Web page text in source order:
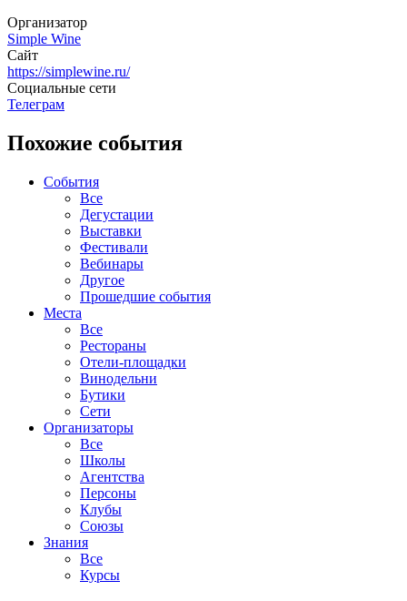
Организатор
Simple Wine
Сайт
https://simplewine.ru/
Социальные сети
Телеграм
Похожие события
События
Все
Дегустации
Выставки
Фестивали
Вебинары
Другое
Прошедшие события
Места
Все
Рестораны
Отели-площадки
Винодельни
Бутики
Сети
Организаторы
Все
Школы
Агентства
Персоны
Клубы
Союзы
Знания
Все
Курсы